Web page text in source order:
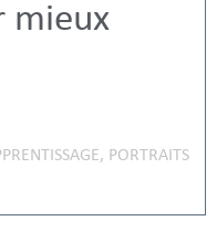
mieux
, PORTRAITS